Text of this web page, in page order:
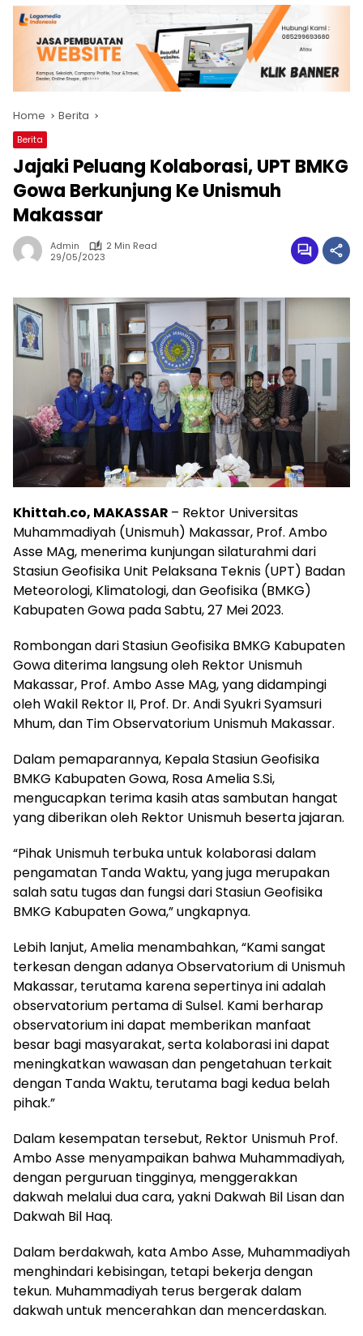
Home Berita
Berita
Jajaki Peluang Kolaborasi, UPT BMKG
Gowa Berkunjung Ke Unismuh
Makassar
Admin
2 Min Read
29/05/2023
Khittah.co, MAKASSAR – Rektor Universitas
Muhammadiyah (Unismuh) Makassar, Prof. Ambo
Asse MAg, menerima kunjungan silaturahmi dari
Stasiun Geofisika Unit Pelaksana Teknis (UPT) Badan
Meteorologi, Klimatologi, dan Geofisika (BMKG)
Kabupaten Gowa pada Sabtu, 27 Mei 2023.
Rombongan dari Stasiun Geofisika BMKG Kabupaten
Gowa diterima langsung oleh Rektor Unismuh
Makassar, Prof. Ambo Asse MAg, yang didampingi
oleh Wakil Rektor II, Prof. Dr. Andi Syukri Syamsuri
Mhum, dan Tim Observatorium Unismuh Makassar.
Dalam pemaparannya, Kepala Stasiun Geofisika
BMKG Kabupaten Gowa, Rosa Amelia S.Si,
mengucapkan terima kasih atas sambutan hangat
yang diberikan oleh Rektor Unismuh beserta jajaran.
“Pihak Unismuh terbuka untuk kolaborasi dalam
pengamatan Tanda Waktu, yang juga merupakan
salah satu tugas dan fungsi dari Stasiun Geofisika
BMKG Kabupaten Gowa,” ungkapnya.
Lebih lanjut, Amelia menambahkan, “Kami sangat
terkesan dengan adanya Observatorium di Unismuh
Makassar, terutama karena sepertinya ini adalah
observatorium pertama di Sulsel. Kami berharap
observatorium ini dapat memberikan manfaat
besar bagi masyarakat, serta kolaborasi ini dapat
meningkatkan wawasan dan pengetahuan terkait
dengan Tanda Waktu, terutama bagi kedua belah
pihak.”
Dalam kesempatan tersebut, Rektor Unismuh Prof.
Ambo Asse menyampaikan bahwa Muhammadiyah,
dengan perguruan tingginya, menggerakkan
dakwah melalui dua cara, yakni Dakwah Bil Lisan dan
Dakwah Bil Haq.
Dalam berdakwah, kata Ambo Asse, Muhammadiyah
menghindari kebisingan, tetapi bekerja dengan
tekun. Muhammadiyah terus bergerak dalam
dakwah untuk mencerahkan dan mencerdaskan.